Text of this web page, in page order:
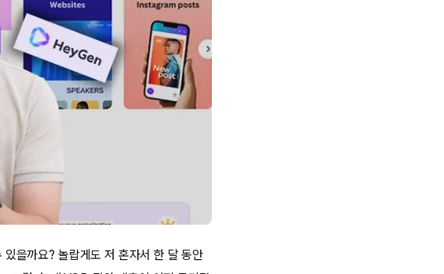
을까요? 놀랍게도 저 혼자서 한 달 동안